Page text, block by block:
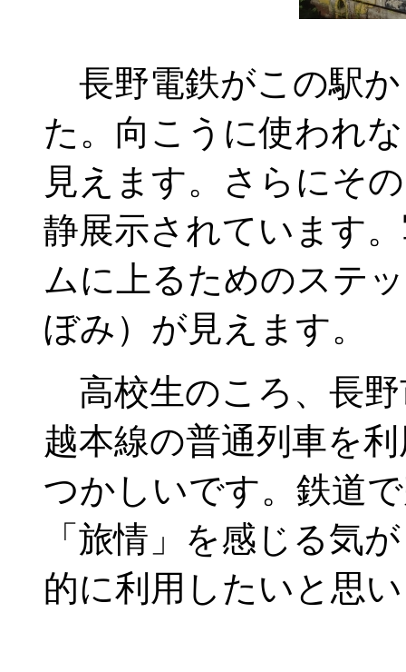
長野電鉄がこの駅
た。向こうに使われ
見えます。さらにそ
静展示されています
ムに上るためのステ
ぼみ）が見えます。
高校生のころ、長
越本線の普通列車を
つかしいです。鉄道
「旅情」を感じる気
的に利用したいと思